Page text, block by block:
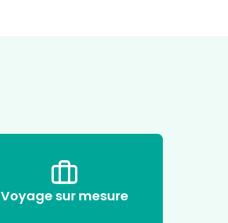
Voyage sur mesure